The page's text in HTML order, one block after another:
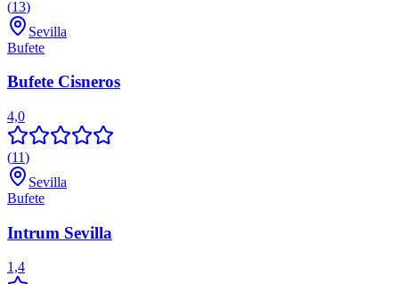
(13)
Sevilla
Bufete
Bufete Cisneros
4,0
(11)
Sevilla
Bufete
Intrum Sevilla
1,4